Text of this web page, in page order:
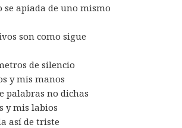
apiada de uno mismo
son como sigue
de silencio
y mis manos
palabras no dichas
y mis labios
así de triste